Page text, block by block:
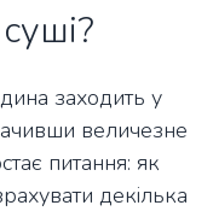
заходить у
величезне
питання: як
декілька